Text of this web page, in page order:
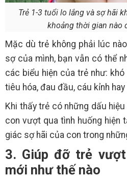
Trẻ 1-3 tuổi lo lắng và sợ hãi
khoảng thời gian nào
Mặc dù trẻ không phải lúc
sợ của mình, bạn vẫn có thể
các biểu hiện của trẻ như:
tiêu hóa, đau đầu, cáu kỉnh
Khi thấy trẻ có những dấu
con vượt qua tình huống hiện
giác sợ hãi của con trong
3. Giúp đỡ trẻ
mới như thế nào